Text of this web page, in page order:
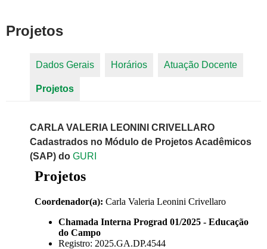
Projetos
Dados Gerais Horários Atuação Docente
Projetos
CARLA VALERIA LEONINI CRIVELLARO
Cadastrados no Módulo de Projetos Acadêmicos
(SAP) do GURI